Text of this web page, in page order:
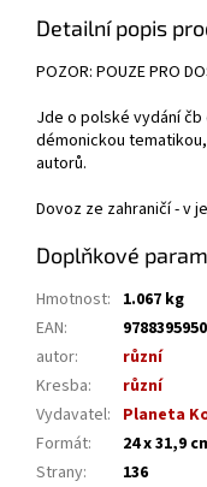
Detailní popis
POZOR: POUZE PRO
Jde o polské vydání
démonickou
autorů.
Dovoz ze zahraničí - v
Doplňkové
Hmotnost: 1.067 kg
EAN:
autor:
různí
Kresba:
různí
Vydavatel: Planeta
Formát:
24 x 31,9
Strany:
136